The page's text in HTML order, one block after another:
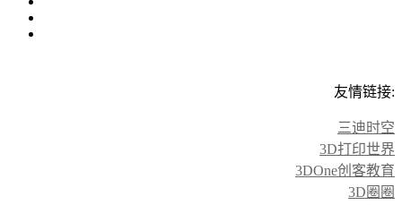
友情链接:
三迪时空
3D打印世界
3DOne创客教育
3D圈圈